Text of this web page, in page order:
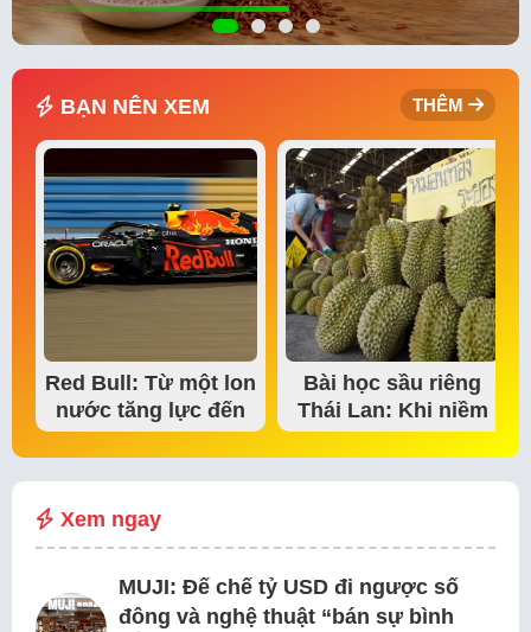
BẠN NÊN XEM THÊM
Red Bull: Từ một lon
nước tăng lực đến
đế chế thể…
Bài học sầu riêng
Thái Lan: Khi niềm
tin thị trường bắt…
Xem ngay
MUJI: Đế chế tỷ USD đi ngược số
đông và nghệ thuật “bán sự bình